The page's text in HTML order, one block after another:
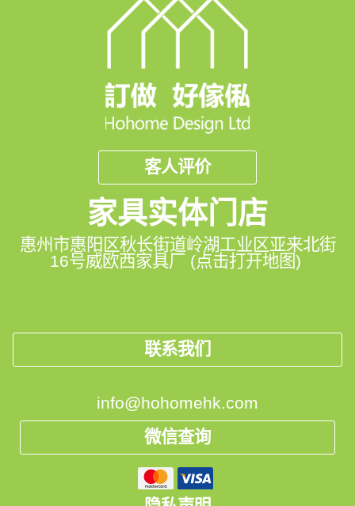
客人评价
家具实体门店
惠州市惠阳区秋长街道岭湖工业区亚来北街
16号威欧西家具厂 (点击打开地图)
联系我们
info@hohomehk.com
微信查询